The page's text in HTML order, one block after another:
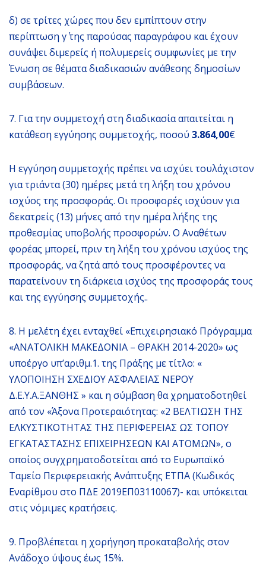
δ) σε τρίτες χώρες που δεν εμπίπτουν στην
περίπτωση γ΄ της παρούσας παραγράφου και έχουν
συνάψει διμερείς ή πολυμερείς συμφωνίες με την
Ένωση σε θέματα διαδικασιών ανάθεσης δημοσίων
συμβάσεων.
7. Για την συμμετοχή στη διαδικασία απαιτείται η
κατάθεση εγγύησης συμμετοχής, ποσού 3.864,00€
Η εγγύηση συμμετοχής πρέπει να ισχύει τουλάχιστον
για τριάντα (30) ημέρες μετά τη λήξη του χρόνου
ισχύος της προσφοράς. Οι προσφορές ισχύουν για
δεκατρείς (13) μήνες από την ημέρα λήξης της
προθεσμίας υποβολής προσφορών. Ο Αναθέτων
φορέας μπορεί, πριν τη λήξη του χρόνου ισχύος της
προσφοράς, να ζητά από τους προσφέροντες να
παρατείνουν τη διάρκεια ισχύος της προσφοράς τους
και της εγγύησης συμμετοχής..
8. Η μελέτη έχει ενταχθεί «Επιχειρησιακό Πρόγραμμα
«ΑΝΑΤΟΛΙΚΗ ΜΑΚΕΔΟΝΙΑ – ΘΡΑΚΗ 2014-2020» ως
υποέργο υπ’αριθμ.1. της Πράξης με τίτλο: «
ΥΛΟΠΟΙΗΣΗ ΣΧΕΔΙΟΥ ΑΣΦΑΛΕΙΑΣ ΝΕΡΟΥ
Δ.Ε.Υ.Α.ΞΑΝΘΗΣ » και η σύμβαση θα χρηματοδοτηθεί
από τον «Άξονα Προτεραιότητας: «2 ΒΕΛΤΙΩΣΗ ΤΗΣ
ΕΛΚΥΣΤΙΚΟΤΗΤΑΣ ΤΗΣ ΠΕΡΙΦΕΡΕΙΑΣ ΩΣ ΤΟΠΟΥ
ΕΓΚΑΤΑΣΤΑΣΗΣ ΕΠΙΧΕΙΡΗΣΕΩΝ ΚΑΙ ΑΤΟΜΩΝ», ο
οποίος συγχρηματοδοτείται από το Ευρωπαϊκό
Ταμείο Περιφερειακής Ανάπτυξης ΕΤΠΑ (Κωδικός
Εναρίθμου στο ΠΔΕ 2019ΕΠ03110067)- και υπόκειται
στις νόμιμες κρατήσεις.
9. Προβλέπεται η χορήγηση προκαταβολής στον
Ανάδοχο ύψους έως 15%.